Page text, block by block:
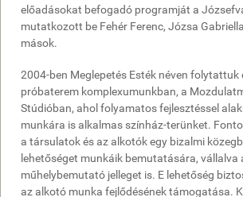
előadásokat befogadó programját a
mutatkozott be Fehér Ferenc, Józsa
mások.
2004-ben Meglepetés Esték néven
próbaterem komplexumunkban, a
Stúdióban, ahol folyamatos fejlesztéssel
munkára is alkalmas színház-terünket.
a társulatok és az alkotók egy bizalmi
lehetőséget munkáik bemutatására, vállalva
műhelybemutató jelleget is. E lehetőség
az alkotó munka fejlődésének támogatása.